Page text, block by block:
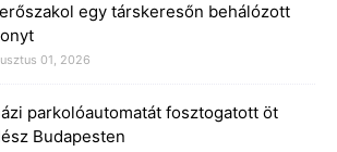
egy társkeresőn behálózott
01, 2026
parkolóautomatát fosztogatott öt
Budapesten